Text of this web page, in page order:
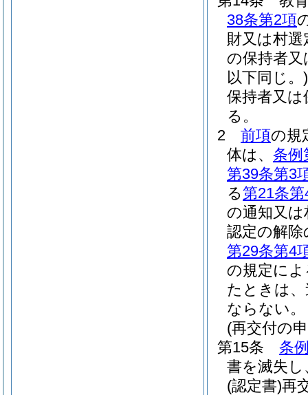
38条第2項
財又は村選
の保持者又
以下同じ。)
保持者又は
る。
2
前項の規
体は、 条例
第39条第3
る第21条第
の通知又
認定の解
第29条第4
の規定に
たときは
ならない。
(再交付の
第15条
条
書を滅失
(認定書)再